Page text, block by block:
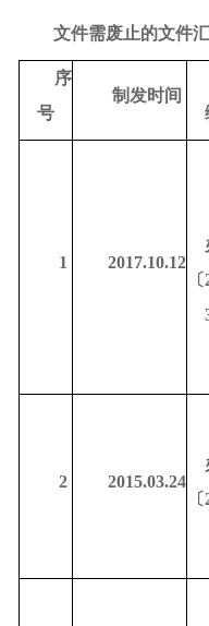
文件需废止的文件
序
号
制发时间
1 2017.10.12
〔
2 2015.03.24
〔